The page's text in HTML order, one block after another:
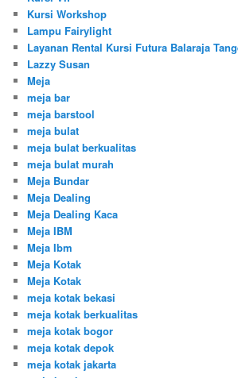
Kursi Workshop
Lampu Fairylight
Layanan Rental Kursi Futura Balaraja
Lazzy Susan
Meja
meja bar
meja barstool
meja bulat
meja bulat berkualitas
meja bulat murah
Meja Bundar
Meja Dealing
Meja Dealing Kaca
Meja IBM
Meja Ibm
Meja Kotak
Meja Kotak
meja kotak bekasi
meja kotak berkualitas
meja kotak bogor
meja kotak depok
meja kotak jakarta